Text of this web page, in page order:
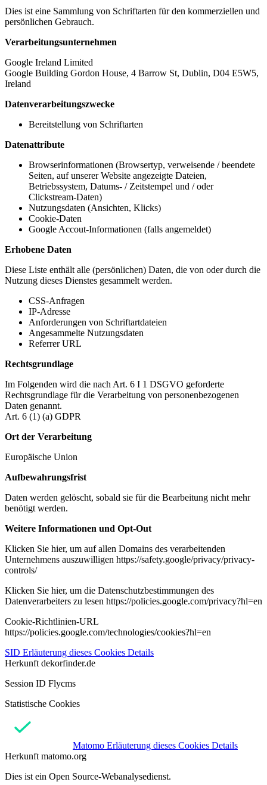
Dies ist eine Sammlung von Schriftarten für den kommerziellen und
persönlichen Gebrauch.
Verarbeitungsunternehmen
Google Ireland Limited
Google Building Gordon House, 4 Barrow St, Dublin, D04 E5W5,
Ireland
Datenverarbeitungszwecke
Bereitstellung von Schriftarten
Datenattribute
Browserinformationen (Browsertyp, verweisende / beendete
Seiten, auf unserer Website angezeigte Dateien,
Betriebssystem, Datums- / Zeitstempel und / oder
Clickstream-Daten)
Nutzungsdaten (Ansichten, Klicks)
Cookie-Daten
Google Accout-Informationen (falls angemeldet)
Erhobene Daten
Diese Liste enthält alle (persönlichen) Daten, die von oder durch die
Nutzung dieses Dienstes gesammelt werden.
CSS-Anfragen
IP-Adresse
Anforderungen von Schriftartdateien
Angesammelte Nutzungsdaten
Referrer URL
Rechtsgrundlage
Im Folgenden wird die nach Art. 6 I 1 DSGVO geforderte
Rechtsgrundlage für die Verarbeitung von personenbezogenen
Daten genannt.
Art. 6 (1) (a) GDPR
Ort der Verarbeitung
Europäische Union
Aufbewahrungsfrist
Daten werden gelöscht, sobald sie für die Bearbeitung nicht mehr
benötigt werden.
Weitere Informationen und Opt-Out
Klicken Sie hier, um auf allen Domains des verarbeitenden
Unternehmens auszuwilligen https://safety.google/privacy/privacy-
controls/
Klicken Sie hier, um die Datenschutzbestimmungen des
Datenverarbeiters zu lesen https://policies.google.com/privacy?hl=en
Cookie-Richtlinien-URL
https://policies.google.com/technologies/cookies?hl=en
SID Erläuterung dieses Cookies Details
Herkunft dekorfinder.de
Session ID Flycms
Statistische Cookies
Matomo Erläuterung dieses Cookies Details
Herkunft matomo.org
Dies ist ein Open Source-Webanalysedienst.